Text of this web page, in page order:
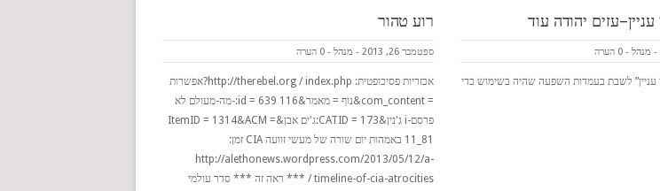
רוע טהור
ספטמבר 26, 2013 - מנהל - 0 הערה
אכזריות פסיכופטית: http://therebel.org / index.php?אפשרות
= com_content&נוף = מאמר&id = 639 116:-מה-מעולם לא
פרסם-i ג'נין&CATID = 173:ג'ים אבן&ItemID = 1314&ACM =
11_81 באמהות יום שורה של מעשי זוועה CIA זמן:
http://alethonews.wordpress.com/2013/05/12/a-
timeline-of-cia-atrocities / *** ראה זה *** סדר עולמי
יהודה עוד
- מנהל - 0 הערה
עניין” לשבת בעמדות השפעה שהיה בשימוש כדי